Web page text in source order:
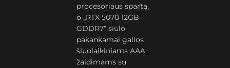
procesoriaus spartą,
o „RTX 5070 12GB
GDDR7“ siūlo
pakankamai galios
šiuolaikiniams AAA
žaidimams su